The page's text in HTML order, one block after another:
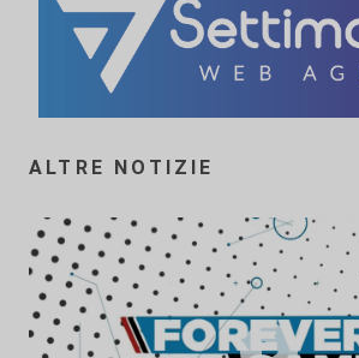
ALTRE NOTIZIE